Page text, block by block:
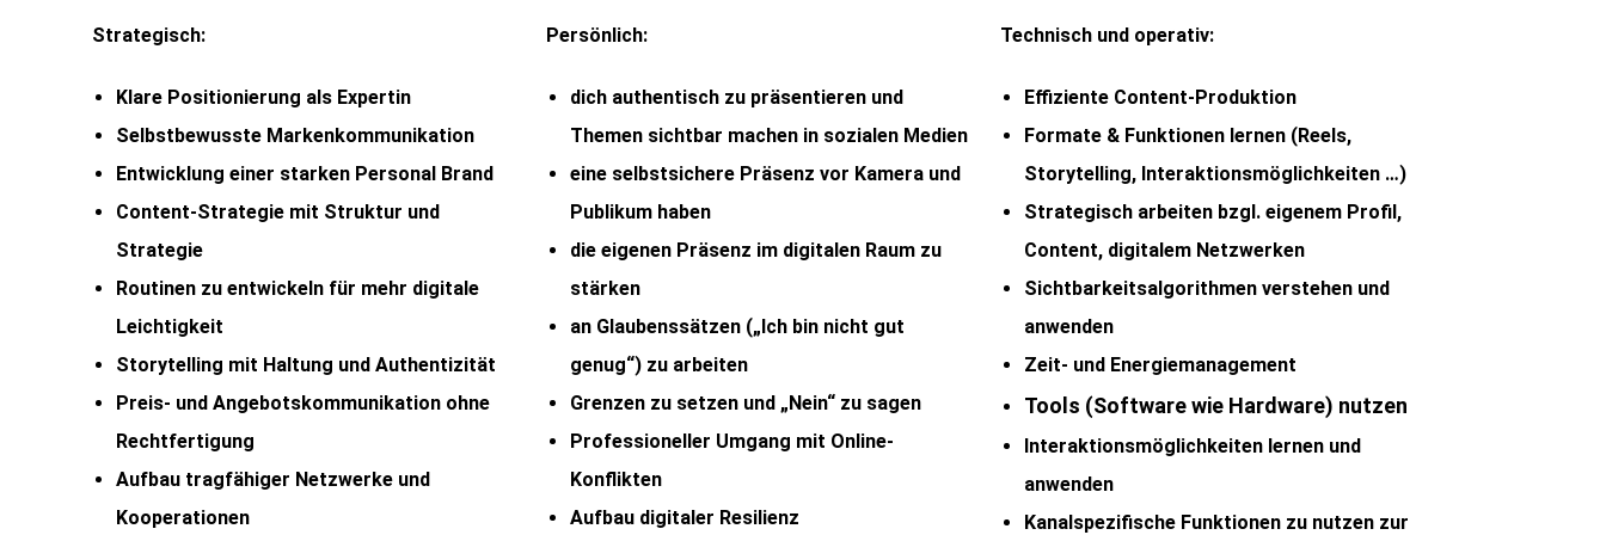
Strategisch:
Klare Positionierung als Expertin
Selbstbewusste Markenkommunikation
Entwicklung einer starken Personal Brand
Content-Strategie mit Struktur und
Strategie
Routinen zu entwickeln für mehr digitale
Leichtigkeit
Storytelling mit Haltung und Authentizität
Preis- und Angebotskommunikation ohne
Rechtfertigung
Aufbau tragfähiger Netzwerke und
Kooperationen
Persönlich:
dich authentisch zu präsentieren und
Themen sichtbar machen in sozialen Medien
eine selbstsichere Präsenz vor Kamera und
Publikum haben
die eigenen Präsenz im digitalen Raum zu
stärken
an Glaubenssätzen („Ich bin nicht gut
genug“) zu arbeiten
Grenzen zu setzen und „Nein“ zu sagen
Professioneller Umgang mit Online-
Konflikten
Aufbau digitaler Resilienz
Technisch und operativ:
Effiziente Content-Produktion
Formate & Funktionen lernen (Reels,
Storytelling, Interaktionsmöglichkeiten …)
Strategisch arbeiten bzgl. eigenem Profil,
Content, digitalem Netzwerken
Sichtbarkeitsalgorithmen verstehen und
anwenden
Zeit- und Energiemanagement
Tools (Software wie Hardware) nutzen
Interaktionsmöglichkeiten lernen und
anwenden
Kanalspezifische Funktionen zu nutzen zur